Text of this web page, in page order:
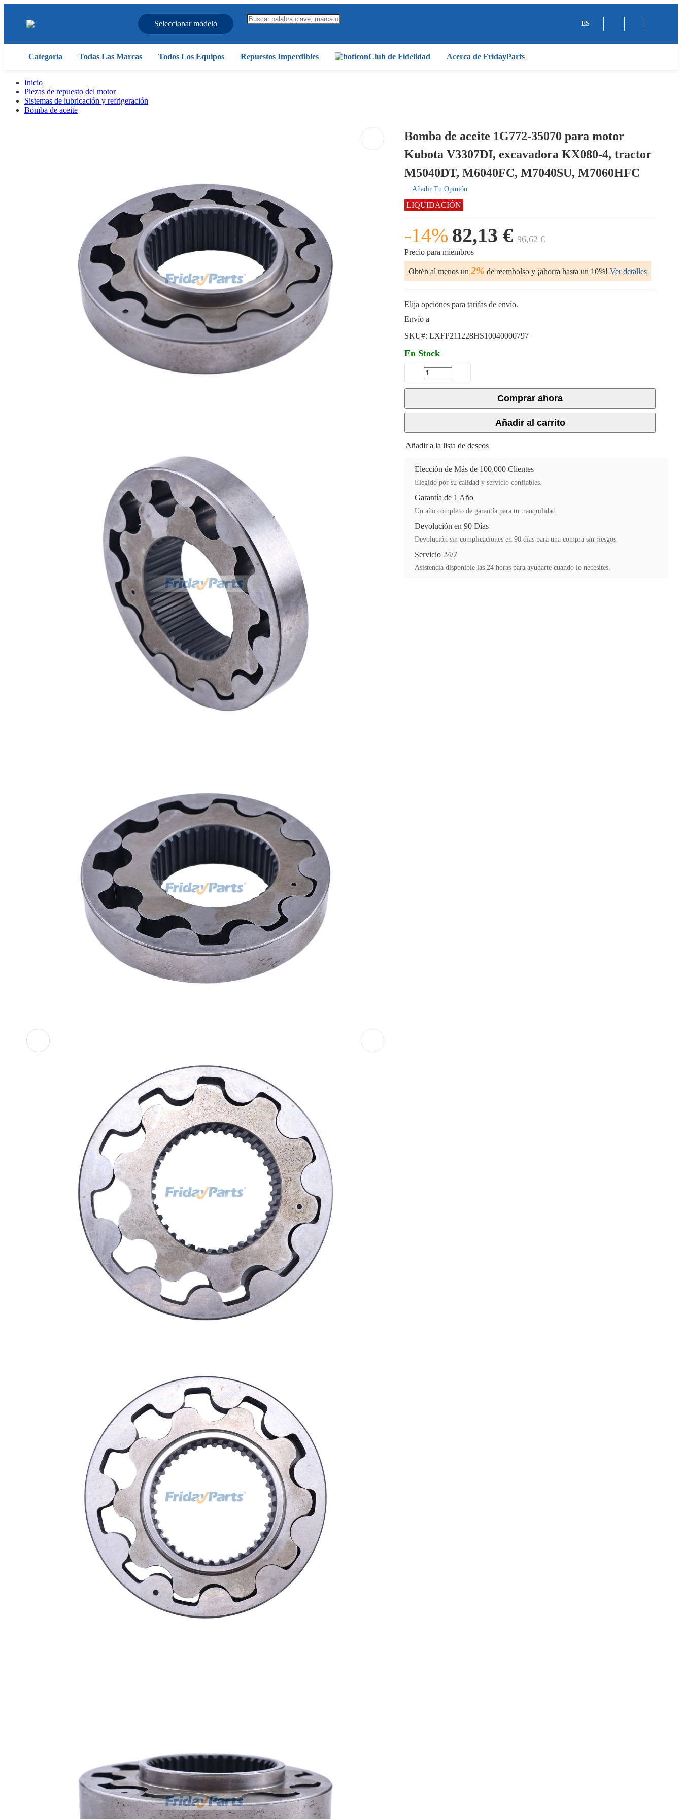
Seleccionar modelo ES
Categoría Todas Las Marcas Todos Los Equipos Repuestos Imperdibles Club de Fidelidad Acerca de FridayParts
Inicio
Piezas de repuesto del motor
Sistemas de lubricación y refrigeración
Bomba de aceite
Bomba de aceite 1G772-35070 para motor
Kubota V3307DI, excavadora KX080-4, tractor
M5040DT, M6040FC, M7040SU, M7060HFC
Añadir Tu Opinión
LIQUIDACIÓN
-14% 82,13 € 96,62 €
Precio para miembros
Obtén al menos un 2% de reembolso y ¡ahorra hasta un 10%! Ver detalles
Elija opciones para tarifas de envío.
Envío a
SKU#: LXFP211228HS10040000797
En Stock
Comprar ahora
Añadir al carrito
Añadir a la lista de deseos
Elección de Más de 100,000 Clientes
Elegido por su calidad y servicio confiables.
Garantía de 1 Año
Un año completo de garantía para tu tranquilidad.
Devolución en 90 Días
Devolución sin complicaciones en 90 días para una compra sin riesgos.
Servicio 24/7
Asistencia disponible las 24 horas para ayudarte cuando lo necesites.